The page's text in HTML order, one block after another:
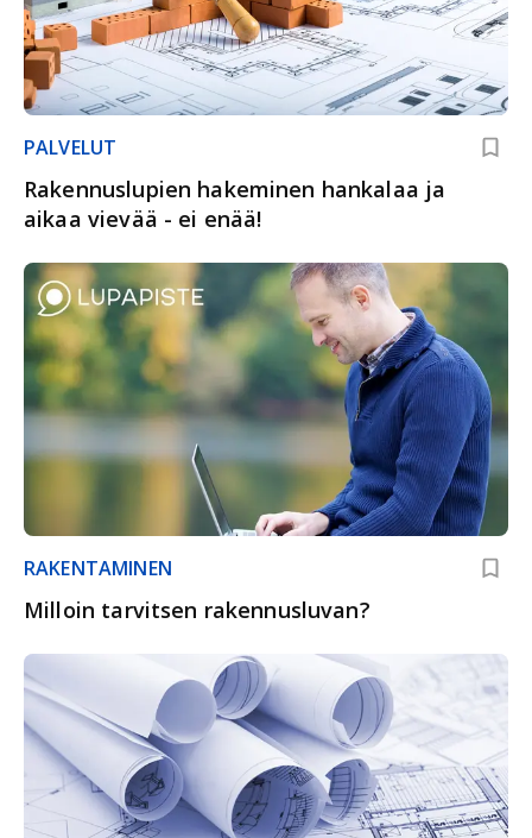
PALVELUT
Rakennuslupien hakeminen hankalaa ja
aikaa vievää - ei enää!
RAKENTAMINEN
Milloin tarvitsen rakennusluvan?